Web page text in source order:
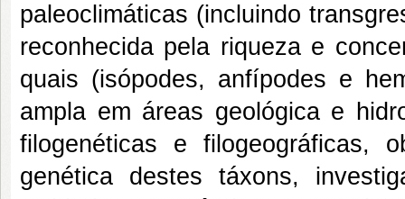
paleoclimáticas (incluindo
reconhecida pela riqueza e
quais (isópodes, anfípodes e
ampla em áreas geológica e
filogenéticas e filogeográficas,
genética destes táxons,